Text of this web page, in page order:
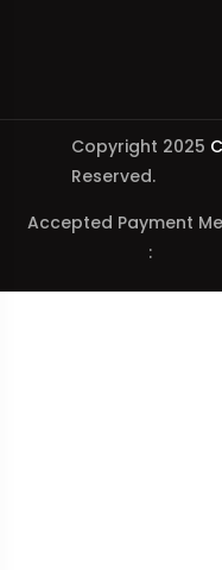
Copyright 2025
Reserved.
Accepted Payment
: